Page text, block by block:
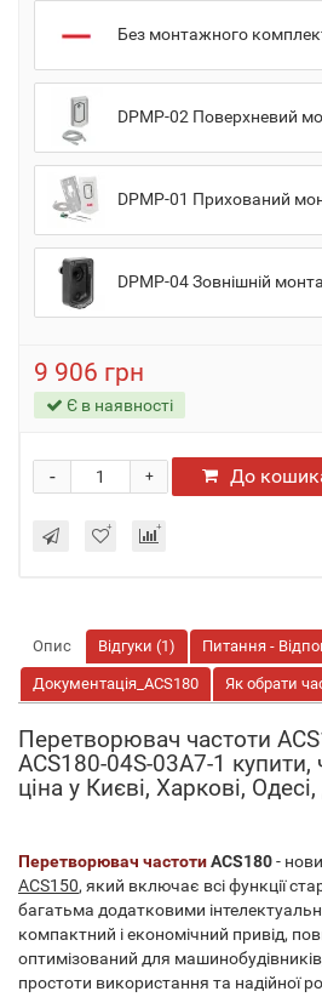
Без монтажного
DPMP-02 Поверхневий
DPMP-01 Прихований
DPMP-04 Зовнішній
9 906 грн
Є в наявності
+
- До
Опис Відгуки (1) Питання -
Документація_ACS180 Як обрати
Перетворювач частоти
ACS180-04S-03A7-1 купити,
ціна у Києві, Харкові,
Перетворювач частотиACS180-
ACS150, який включає всі функції
багатьма додатковими
компактний і економічний привід,
оптимізований для
простоти використання та надійної